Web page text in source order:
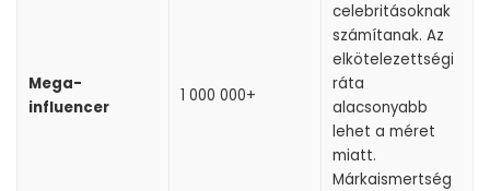
Mega-
influencer
1 000 000+
celebritásoknak
számítanak. Az
elkötelezettségi
ráta
alacsonyabb
lehet a méret
miatt.
Márkaismertség